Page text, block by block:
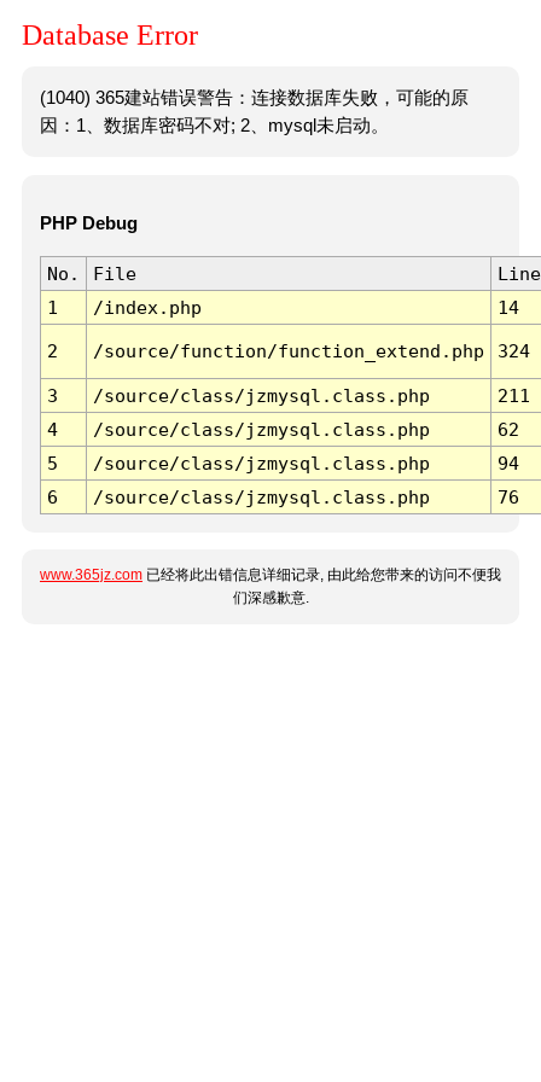
Database Error
(1040) 365建站错误警告：连接数据库失败，可能的原
因：1、数据库密码不对; 2、mysql未启动。
PHP Debug
No. File
Line
1
/index.php 14
2 /source/function/function_extend.php 324
3 /source/class/jzmysql.class.php
211
4
/source/class/jzmysql.class.php
62
5
/source/class/jzmysql.class.php
94
6
/source/class/jzmysql.class.php 76
www.365jz.com 已经将此出错信息详细记录, 由此给您带来的访问不便我
们深感歉意.